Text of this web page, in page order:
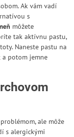
Ak vám vadí
s
môžete
tak aktívnu pastu,
Naneste pastu na
potom jemne
ale môže
s alergickými